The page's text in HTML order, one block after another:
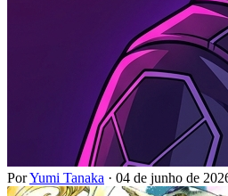
PorYumi Tanaka · 04 de junho de